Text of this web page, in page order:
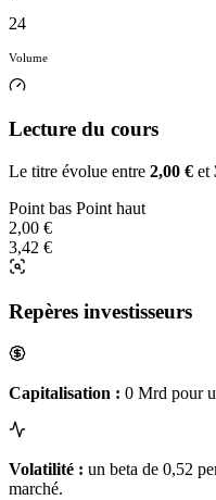
24
Volume
Lecture du cours
Le titre évolue entre 2,00 € et
Point bas Point haut
2,00 €
3,42 €
Repères investisseurs
Capitalisation : 0 Mrd pour
Volatilité : un beta de 0,52
marché.